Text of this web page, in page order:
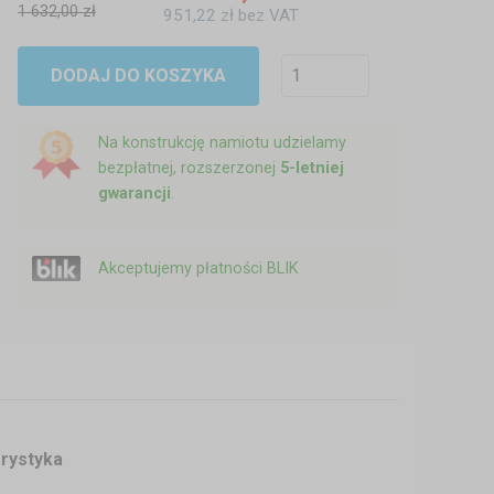
1 632,00 zł 951,22 zł bez VAT
DODAJ DO KOSZYKA
Na konstrukcję namiotu udzielamy
bezpłatnej, rozszerzonej 5-letniej
gwarancji.
Akceptujemy płatności BLIK